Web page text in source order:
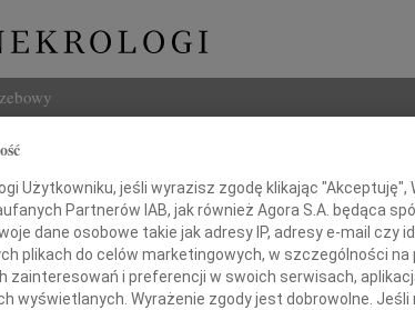
Użytkowniku, jeśli wyrazisz zgodę klikając "Akceptuję",
Partnerów IAB, jak również Agora S.A. będąca
dane osobowe takie jak adresy IP, adresy e-mail czy
plikach do celów marketingowych, w szczególności
zainteresowań i preferencji w swoich serwisach,
wyświetlanych. Wyrażenie zgody jest dobrowolne.